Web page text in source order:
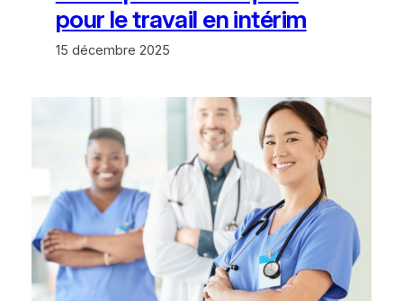
pour le travail en intérim
15 décembre 2025